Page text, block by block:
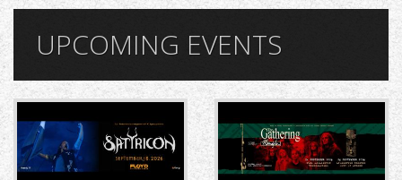
UPCOMING EVENTS